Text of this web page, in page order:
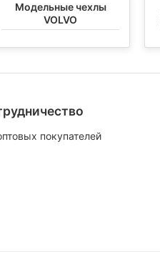
Модельные чехлы
VOLVO
покупателей